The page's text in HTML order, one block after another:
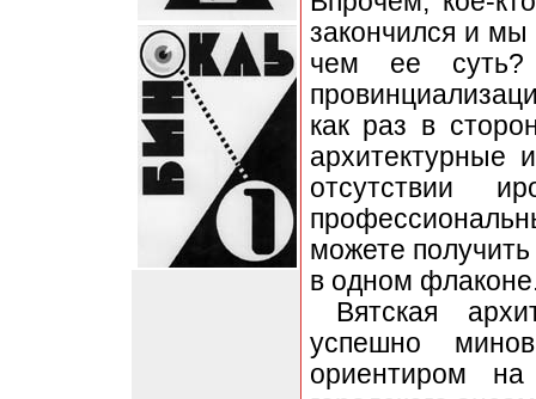
закончился и
чем ее суть?
как раз в
архитектурные
отсутствии
можете
в одном
Вятская
успешно
ориентиром